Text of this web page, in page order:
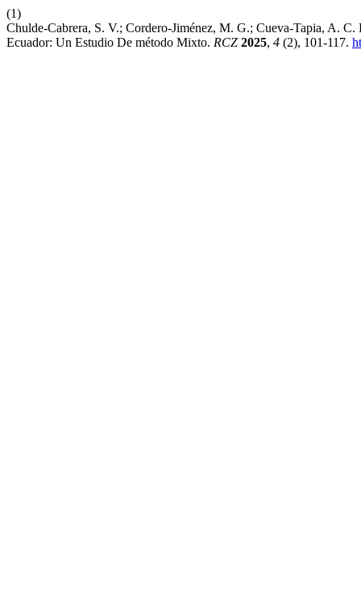
(1)
Chulde-Cabrera, S. V.; Cordero-Jiménez, M. G.; Cueva-Tapia, A.
Ecuador: Un Estudio De método Mixto. RCZ 2025, 4 (2), 101-117.